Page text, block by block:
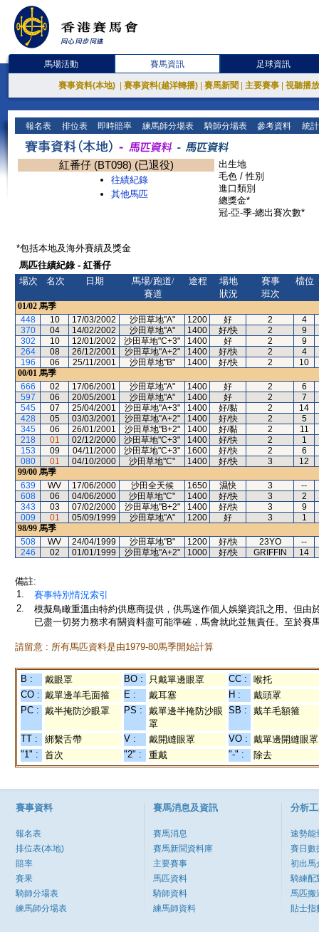
馬場活動 賽馬資訊 足球資訊
賽事資料(本地) 賽事資料(越洋轉播) 賽馬新聞 主要賽事 視聽播
報名表 排位表 即時賠率 練馬師分場表 騎師分場表 參考資料 統
紅番仔 (BT098) (已退役)
往績紀錄
其他馬匹
出生地
毛色 / 性別
進口類別
總獎金*
冠-亞-季-總出賽次數*
*包括本地及海外賽績及獎金
馬匹往績紀錄 - 紅番仔
場次
名次 日期
馬場/跑道/
賽道
途程
場地
狀況
賽事
班次
檔位
01/02 馬季
448
10 17/03/2002 沙田草地"A" 1200 好 2
4
370
04 14/02/2002 沙田草地"A" 1400 好/快 2
9
302
10 12/01/2002 沙田草地"C+3" 1400 好 2
9
264
08 26/12/2001 沙田草地"A+2" 1400 好/快 2
4
196
06 25/11/2001 沙田草地"B" 1400 好/快 2
10
00/01 馬季
666
02 17/06/2001 沙田草地"A" 1400 好 2
6
597
06 20/05/2001 沙田草地"A" 1400 好 2
7
545
07 25/04/2001 沙田草地"A+3" 1400 好/黏 2
14
428
05 03/03/2001 沙田草地"A+2" 1400 好/快 2
5
345
06 26/01/2001 沙田草地"B+2" 1400 好/黏 2
11
218
01 02/12/2000 沙田草地"C+3" 1400 好/快 2
1
153
09 04/11/2000 沙田草地"C+3" 1600 好/快 2
6
080
01 04/10/2000 沙田草地"C" 1400 好/快 3
12
99/00 馬季
639
WV 17/06/2000 沙田全天候 1650 濕快 3
--
608
06 04/06/2000 沙田草地"C" 1400 好/快 3
2
343
03 07/02/2000 沙田草地"B+2" 1400 好/快 3
9
009
01 05/09/1999 沙田草地"A" 1200 好 3
1
98/99 馬季
508
WV 24/04/1999 沙田草地"B" 1200 好/快 23YO
--
246
02 01/01/1999 沙田草地"A+2" 1000 好/快 GRIFFIN 14
備註:
1.
賽事特別情況索引
2.
模擬鳥瞰重溫由特約供應商提供，供馬迷作個人娛樂資訊之用。但
已盡一切努力務求有關資料盡可能準確，馬會就此並無責任。至於賽
請留意 : 所有馬匹資料是由1979-80馬季開始計算
B : 戴眼罩 BO : 只戴單邊眼罩 CC :
喉托
CO : 戴單邊羊毛面箍 E : 戴耳塞 H :
戴頭罩
PC : 戴半掩防沙眼罩 PS :
戴單邊半掩防沙眼
罩
SB : 戴羊毛額箍
TT : 綁繫舌帶 V : 戴開縫眼罩 VO : 戴單邊開縫眼罩
"1" :
首次 "2" : 重戴 "-" : 除去
賽事資料
報名表
排位表(本地)
賠率
賽果
騎師分場表
練馬師分場表
賽馬消息及資訊
賽馬消息
賽馬新聞資料庫
主要賽事
馬匹資料
騎師資料
練馬師資料
分析
速勢能
賽日數
初出馬
騎練配
馬匹搬
貼士指